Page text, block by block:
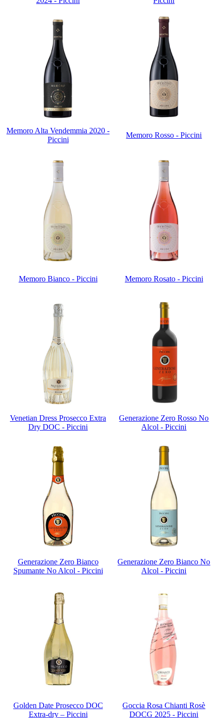
Memoro Alta Vendemmia 2020 -
Piccini
Memoro Rosso - Piccini
Memoro Bianco - Piccini Memoro Rosato - Piccini
Venetian Dress Prosecco Extra
Dry DOC - Piccini
Generazione Zero Rosso No
Alcol - Piccini
Generazione Zero Bianco
Spumante No Alcol - Piccini
Generazione Zero Bianco No
Alcol - Piccini
Golden Date Prosecco DOC
Extra-dry – Piccini
Goccia Rosa Chianti Rosè
DOCG 2025 - Piccini